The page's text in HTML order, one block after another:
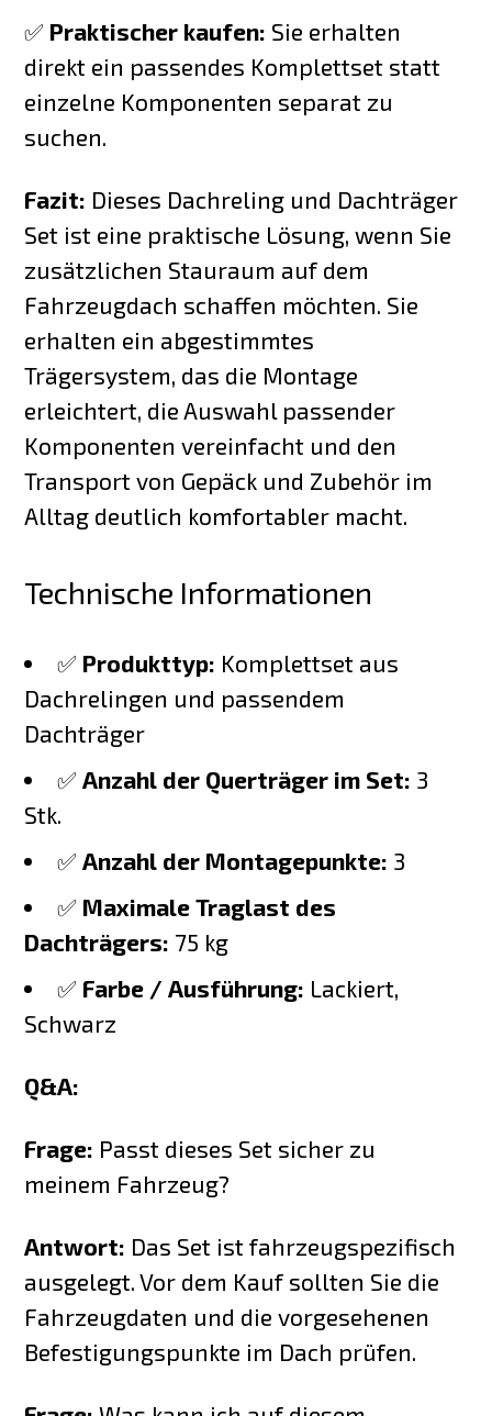
✅ Praktischer kaufen: Sie erhalten
direkt ein passendes Komplettset statt
einzelne Komponenten separat zu
suchen.
Fazit: Dieses Dachreling und Dachträger
Set ist eine praktische Lösung, wenn Sie
zusätzlichen Stauraum auf dem
Fahrzeugdach schaffen möchten. Sie
erhalten ein abgestimmtes
Trägersystem, das die Montage
erleichtert, die Auswahl passender
Komponenten vereinfacht und den
Transport von Gepäck und Zubehör im
Alltag deutlich komfortabler macht.
Technische Informationen
✅ Produkttyp: Komplettset aus
Dachrelingen und passendem
Dachträger
✅ Anzahl der Querträger im Set: 3
Stk.
✅ Anzahl der Montagepunkte: 3
✅ Maximale Traglast des
Dachträgers: 75 kg
✅ Farbe / Ausführung: Lackiert,
Schwarz
Q&A:
Frage: Passt dieses Set sicher zu
meinem Fahrzeug?
Antwort: Das Set ist fahrzeugspezifisch
ausgelegt. Vor dem Kauf sollten Sie die
Fahrzeugdaten und die vorgesehenen
Befestigungspunkte im Dach prüfen.